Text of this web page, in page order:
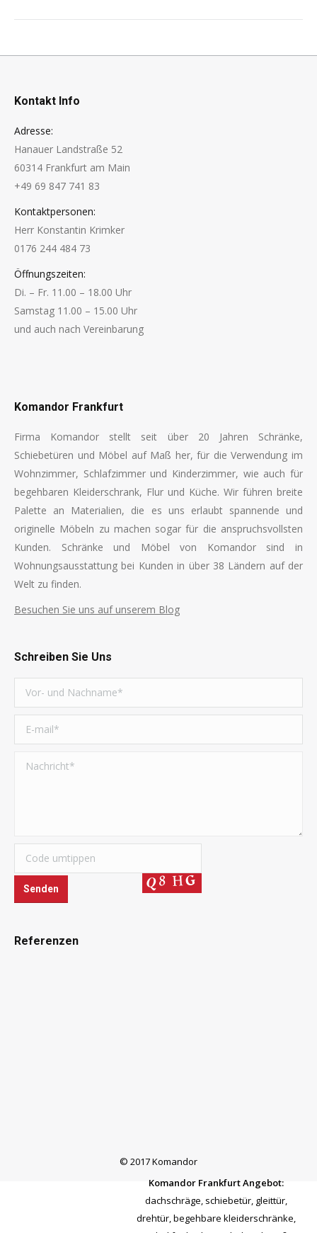
Kontakt Info
Adresse:
Hanauer Landstraße 52
60314 Frankfurt am Main
+49 69 847 741 83
Kontaktpersonen:
Herr Konstantin Krimker
0176 244 484 73
Öffnungszeiten:
Di. – Fr. 11.00 – 18.00 Uhr
Samstag 11.00 – 15.00 Uhr
und auch nach Vereinbarung
Komandor Frankfurt
Firma Komandor stellt seit über 20 Jahren Schränke,
Schiebetüren und Möbel auf Maß her, für die Verwendung im
Wohnzimmer, Schlafzimmer und Kinderzimmer, wie auch für
begehbaren Kleiderschrank, Flur und Küche. Wir führen breite
Palette an Materialien, die es uns erlaubt spannende und
originelle Möbeln zu machen sogar für die anspruchsvollsten
Kunden. Schränke und Möbel von Komandor sind in
Wohnungsausstattung bei Kunden in über 38 Ländern auf der
Welt zu finden.
Besuchen Sie uns auf unserem Blog
Schreiben Sie Uns
Referenzen
© 2017 Komandor
Komandor Frankfurt Angebot:
dachschräge, schiebetür, gleittür,
drehtür,begehbare kleiderschränke,